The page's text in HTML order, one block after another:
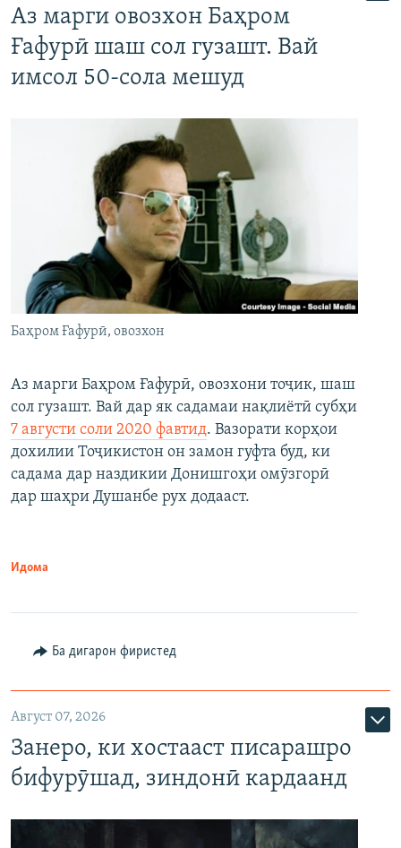
Аз марги овозхон Баҳром
Ғафурӣ шаш сол гузашт. Вай
имсол 50-сола мешуд
Баҳром Ғафурӣ, овозхон
Аз марги Баҳром Ғафурӣ, овозхони тоҷик, шаш
сол гузашт. Вай дар як садамаи нақлиётӣ субҳи
7 августи соли 2020 фавтид. Вазорати корҳои
дохилии Тоҷикистон он замон гуфта буд, ки
садама дар наздикии Донишгоҳи омӯзгорӣ
дар шаҳри Душанбе рух додааст.
Идома
Ба дигарон фиристед
Август 07, 2026
Занеро, ки хостааст писарашро
бифурӯшад, зиндонӣ кардаанд